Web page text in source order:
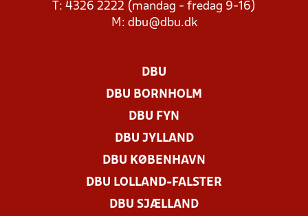
T: 4326 2222 (mandag - fredag 9-16)
M: dbu@dbu.dk
DBU
DBU BORNHOLM
DBU FYN
DBU JYLLAND
DBU KØBENHAVN
DBU LOLLAND-FALSTER
DBU SJÆLLAND